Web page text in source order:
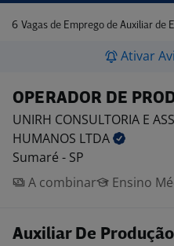
6 Vagas de Emprego de Auxiliar de
Ativar
OPERADOR DE
UNIRH CONSULTORIA E
HUMANOS LTDA
Sumaré - SP
A combinar
Ensino
Auxiliar De